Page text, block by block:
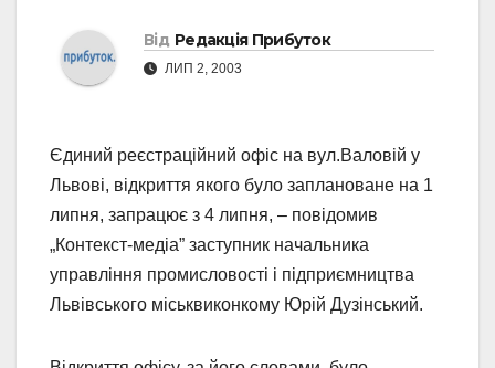
Від Редакція Прибуток
ЛИП 2, 2003
Єдиний реєстраційний офіс на вул.Валовій у
Львові, відкриття якого було заплановане на 1
липня, запрацює з 4 липня, – повідомив
„Контекст-медіа” заступник начальника
управління промисловості і підприємництва
Львівського міськвиконкому Юрій Дузінський.